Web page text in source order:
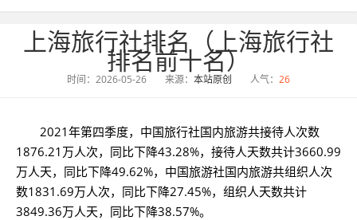
» 文章详细
上海旅行社排名（上海旅行社
排名前十名）
时间：2026-05-26 来源： 本站原创 人气： 26
2021年第四季度，中国旅行社国内旅游共接待人次数
1876.21万人次，同比下降43.28%，接待人天数共计3660.99
万人天，同比下降49.62%，中国旅游社国内旅游共组织人次
数1831.69万人次，同比下降27.45%，组织人天数共计
3849.36万人天，同比下降38.57%。